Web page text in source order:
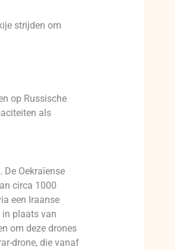
strijden om
op Russische
als
Oekraïense
circa 1000
een Iraanse
in plaats van
om deze drones
drone, die vanaf